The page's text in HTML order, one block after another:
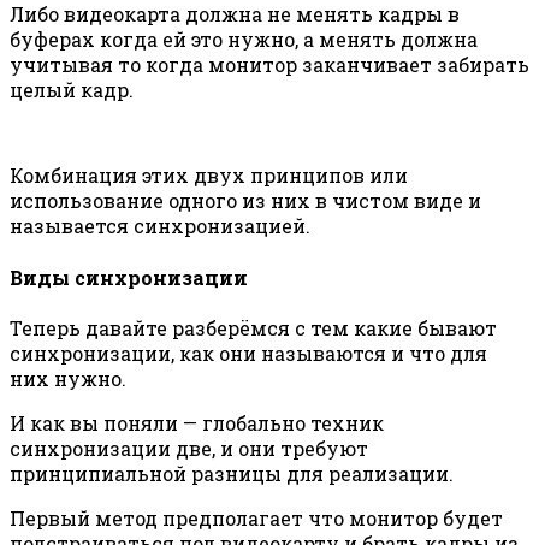
Либо видеокарта должна не менять кадры в
буферах когда ей это нужно, а менять должна
учитывая то когда монитор заканчивает забирать
целый кадр.
Комбинация этих двух принципов или
использование одного из них в чистом виде и
называется синхронизацией.
Виды синхронизации
Теперь давайте разберёмся с тем какие бывают
синхронизации, как они называются и что для
них нужно.
И как вы поняли — глобально техник
синхронизации две, и они требуют
принципиальной разницы для реализации.
Первый метод предполагает что монитор будет